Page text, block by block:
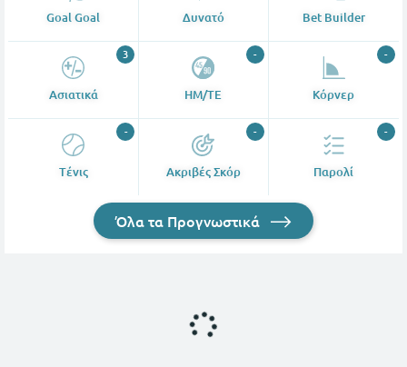
Goal Goal Δυνατό Bet Builder
Ασιατικά
3
ΗΜ/ΤΕ
-
Κόρνερ
-
Tένις
-
Ακριβές Σκόρ
-
Παρολί
-
Όλα τα Προγνωστικά